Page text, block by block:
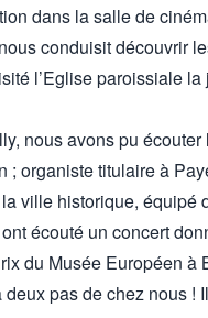
dans la salle de
conduisit découvrir
l’Eglise paroissiale
nous avons pu
organiste titulaire à
ville historique,
écouté un concert
du Musée Européen
pas de chez nous